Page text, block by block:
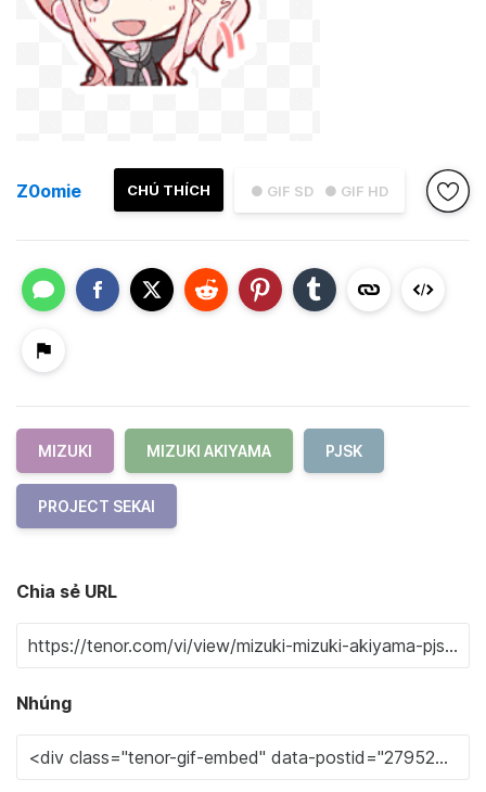
● GIF SD ● GIF HD
CHÚ THÍCH
Z0omie
MIZUKI MIZUKI AKIYAMA PJSK
PROJECT SEKAI
Chia sẻ URL
Nhúng